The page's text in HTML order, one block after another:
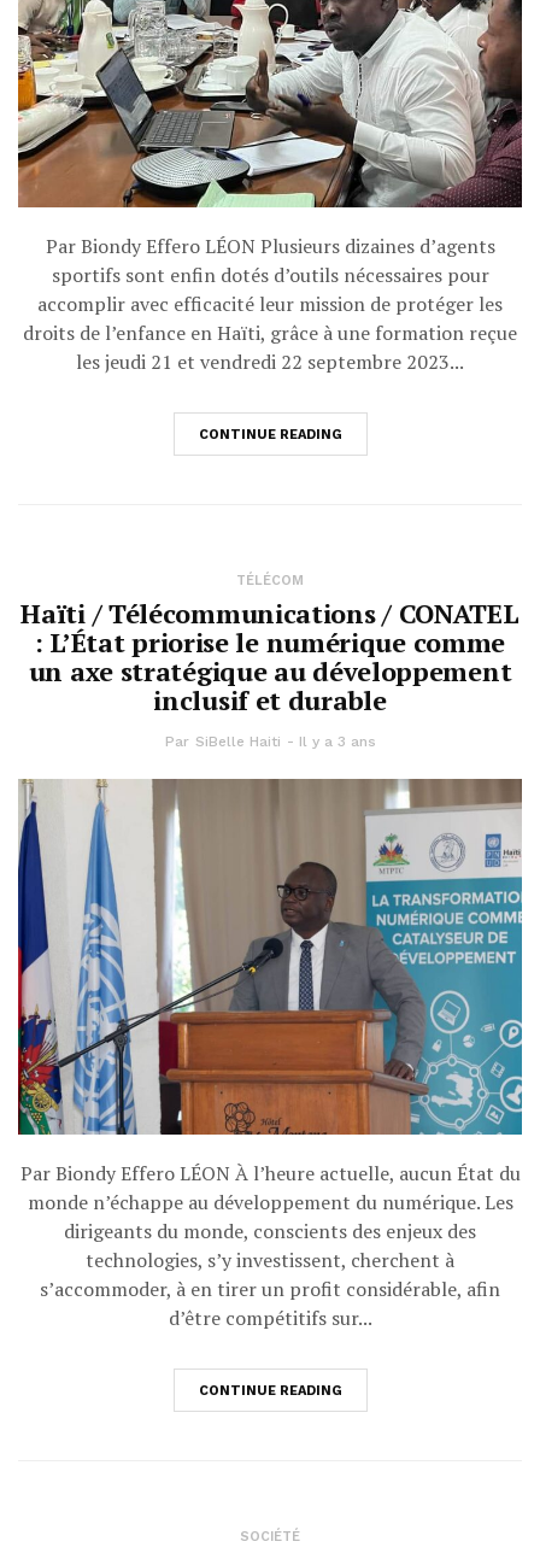
Par Biondy Effero LÉON Plusieurs dizaines d’agents
sportifs sont enfin dotés d’outils nécessaires pour
accomplir avec efficacité leur mission de protéger les
droits de l’enfance en Haïti, grâce à une formation reçue
les jeudi 21 et vendredi 22 septembre 2023...
CONTINUE READING
TÉLÉCOM
Haïti / Télécommunications / CONATEL
: L’État priorise le numérique comme
un axe stratégique au développement
inclusif et durable
Par SiBelle Haiti Il y a 3 ans
Par Biondy Effero LÉON À l’heure actuelle, aucun État du
monde n’échappe au développement du numérique. Les
dirigeants du monde, conscients des enjeux des
technologies, s’y investissent, cherchent à
s’accommoder, à en tirer un profit considérable, afin
d’être compétitifs sur...
CONTINUE READING
SOCIÉTÉ